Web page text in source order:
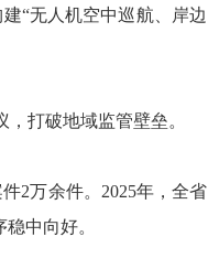
“无人机空中巡航、岸边
打破地域监管壁垒。
2万余件。2025年，全省
中向好。